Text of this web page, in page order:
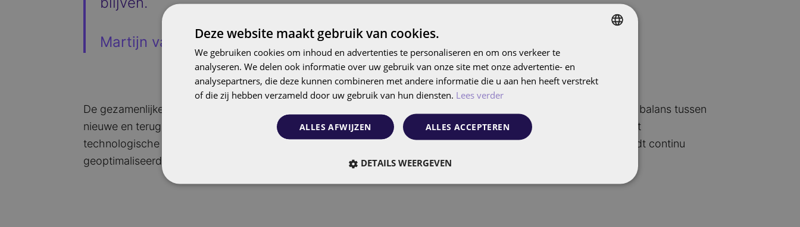
Martijn van Dijk, Co-founder Follo
De gezamenlijke ambitie is om Keune’s e-commerce omzet structureel te laten groeien in 2026, met een gezonde balans tussen
nieuwe en terugkerende klanten en een consistente merkervaring in alle focuslanden. FolloEngine vormt hierbij het
technologische fundament. Met realtime inzichten in search-, discoverability- en concurrentiedata per markt wordt continu
geoptimaliseerd en maximaal rendement uit het mediabudget gehaald.
Deze website maakt gebruik van cookies.
We gebruiken cookies om inhoud en advertenties te personaliseren en om ons verkeer te
analyseren. We delen ook informatie over uw gebruik van onze site met onze advertentie- en
analysepartners, die deze kunnen combineren met andere informatie die u aan hen heeft verstrekt
of die zij hebben verzameld door uw gebruik van hun diensten. Lees verder
ALLES ACCEPTEREN
ALLES AFWIJZEN
DETAILS WEERGEVEN